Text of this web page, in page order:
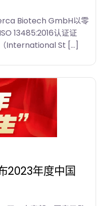
Biotech GmbH以零
13485:2016认证证
International St […]
2023年度中国